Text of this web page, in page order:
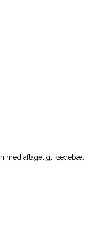
med aftageligt kædebæl